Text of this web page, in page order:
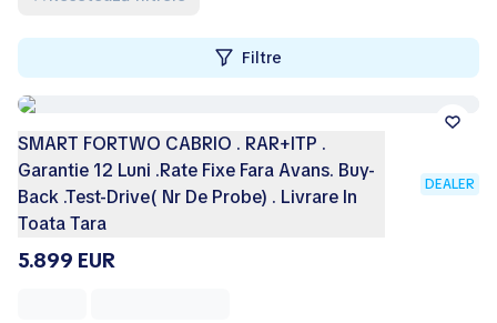
Filtre
SMART FORTWO CABRIO . RAR+ITP .
Garantie 12 Luni .Rate Fixe Fara Avans. Buy-
Back .Test-Drive( Nr De Probe) . Livrare In
Toata Tara
DEALER
5.899 EUR